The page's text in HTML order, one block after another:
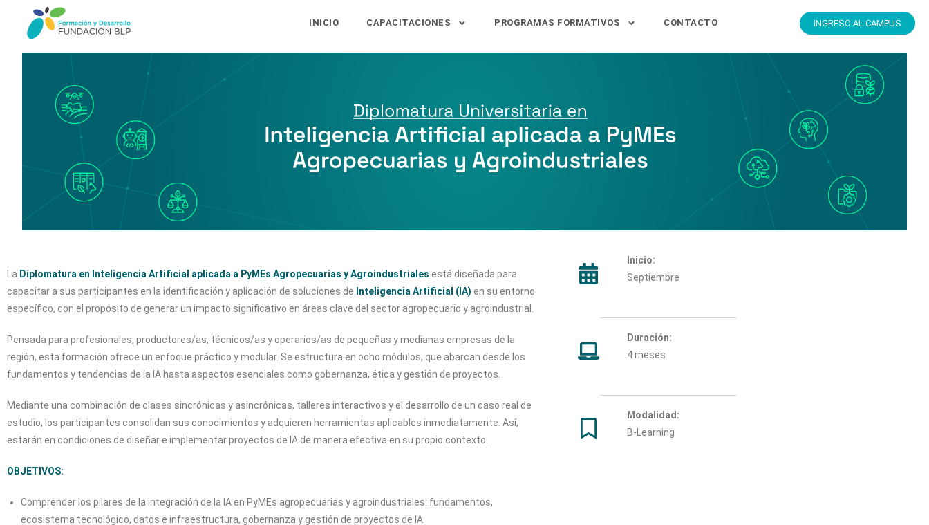
INICIO CAPACITACIONES PROGRAMAS FORMATIVOS CONTACTO INGRESO AL CAMPUS
La Diplomatura en Inteligencia Artificial aplicada a PyMEs Agropecuarias y Agroindustriales está diseñada para
capacitar a sus participantes en la identificación y aplicación de soluciones de Inteligencia Artificial (IA) en su entorno
específico, con el propósito de generar un impacto significativo en áreas clave del sector agropecuario y agroindustrial.
Pensada para profesionales, productores/as, técnicos/as y operarios/as de pequeñas y medianas empresas de la
región, esta formación ofrece un enfoque práctico y modular. Se estructura en ocho módulos, que abarcan desde los
fundamentos y tendencias de la IA hasta aspectos esenciales como gobernanza, ética y gestión de proyectos.
Mediante una combinación de clases sincrónicas y asincrónicas, talleres interactivos y el desarrollo de un caso real de
estudio, los participantes consolidan sus conocimientos y adquieren herramientas aplicables inmediatamente. Así,
estarán en condiciones de diseñar e implementar proyectos de IA de manera efectiva en su propio contexto.
OBJETIVOS:
Comprender los pilares de la integración de la IA en PyMEs agropecuarias y agroindustriales: fundamentos,
ecosistema tecnológico, datos e infraestructura, gobernanza y gestión de proyectos de IA.
Inicio:
Septiembre
Duración:
4 meses
Modalidad:
B-Learning